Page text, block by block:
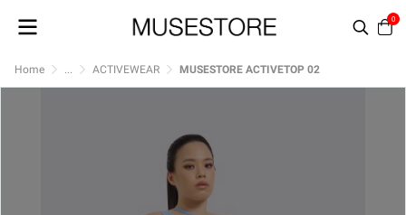
0
Home ... ACTIVEWEAR MUSESTORE ACTIVETOP 02